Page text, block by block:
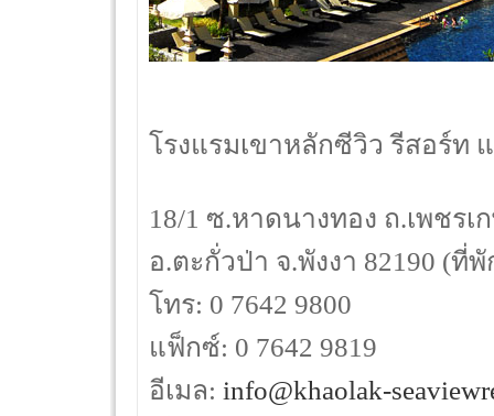
โรงแรมเขาหลักซีวิว รีสอร์ท
18/1 ซ.หาดนางทอง ถ.เพชร
อ.ตะกั่วป่า จ.พังงา 82190 (ที่
โทร: 0 7642 9800
แฟ็กซ์: 0 7642 9819
อีเมล: info@khaolak-